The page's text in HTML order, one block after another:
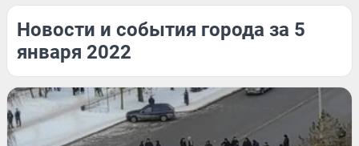
Новости и события города за 5
января 2022